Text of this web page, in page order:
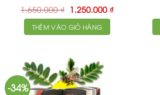
1.650.000₫ Giá
gốc
là:
1.650.000 ₫.
1.250.000 ₫Giá
hiện
1.250.000 ₫.
THÊM VÀO GIỎ HÀNG
-34%